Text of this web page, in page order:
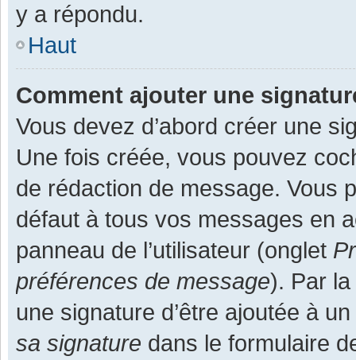
y a répondu.
Haut
Comment ajouter une
Vous devez d’abord créer une
Une fois créée, vous pouvez
de rédaction de message. Vous
défaut à tous vos messages en
panneau de l’utilisateur (onglet
préférences de message). Par
une signature d’être ajoutée à
sa signature dans le formulaire